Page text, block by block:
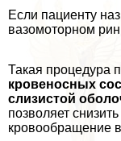
Если пациенту
вазомоторном
Такая процедypa
кровеносных
слизистой
позволяет
кровообращение